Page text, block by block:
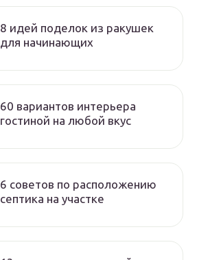
8 идей поделок из ракушек
для начинающих
60 вариантов интерьера
гостиной на любой вкус
6 советов по расположению
септика на участке